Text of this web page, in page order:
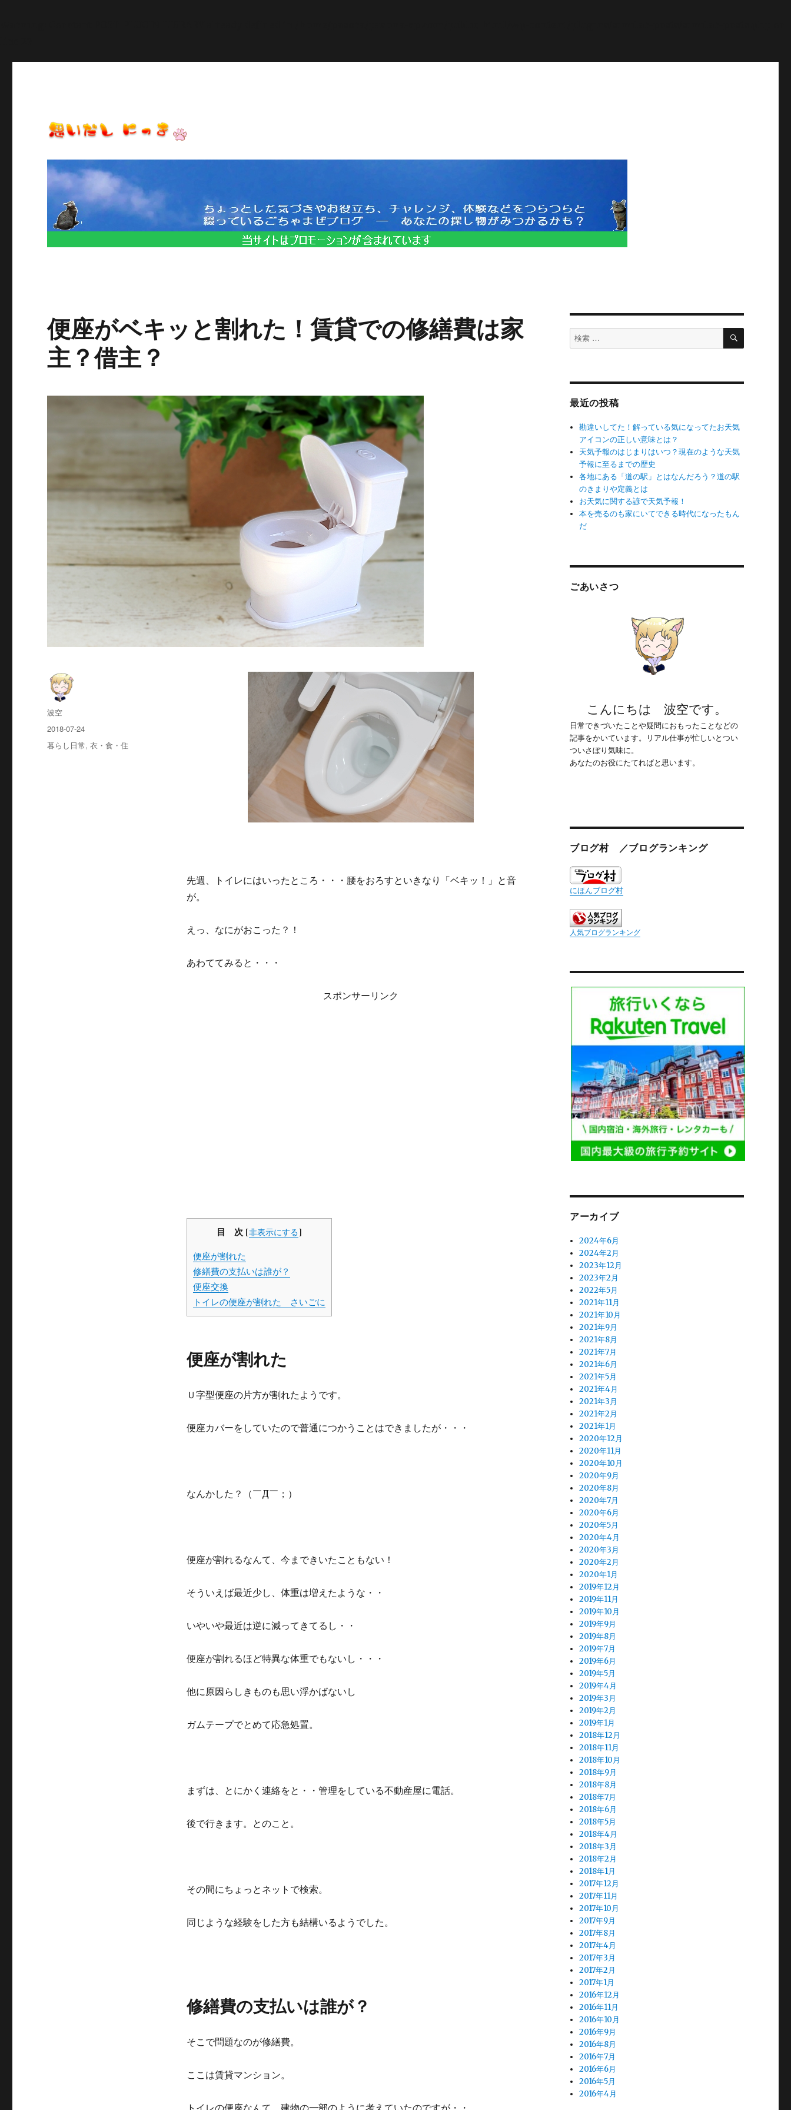
思いだし にっき
便座がベキッと割れた！賃貸での修繕費は家
主？借主？
先週、トイレにはいったところ・・・腰をおろすといきなり「ベキッ！」と音
が。
えっ、なにがおこった？！
あわててみると・・・
スポンサーリンク
目 次 [非表示にする]
便座が割れた
修繕費の支払いは誰が？
便座交換
トイレの便座が割れた さいごに
便座が割れた
Ｕ字型便座の片方が割れたようです。
便座カバーをしていたので普通につかうことはできましたが・・・
なんかした？（￣Д￣；）
便座が割れるなんて、今まできいたこともない！
そういえば最近少し、体重は増えたような・・
いやいや最近は逆に減ってきてるし・・
便座が割れるほど特異な体重でもないし・・・
他に原因らしきものも思い浮かばないし
ガムテープでとめて応急処置。
まずは、とにかく連絡をと・・管理をしている不動産屋に電話。
後で行きます。とのこと。
その間にちょっとネットで検索。
同じような経験をした方も結構いるようでした。
修繕費の支払いは誰が？
そこで問題なのが修繕費。
ここは賃貸マンション。
トイレの便座なんて、建物の一部のように考えていたのですが・・
投
稿
波空
投
稿
日:
2018-07-24
カ
暮らし日常,衣・食・住
検
索
検
最近の投稿
勘違いしてた！解っている気になってたお天気
アイコンの正しい意味とは？
天気予報のはじまりはいつ？現在のような天気
予報に至るまでの歴史
各地にある「道の駅」とはなんだろう？道の駅
のきまりや定義とは
お天気に関する諺で天気予報！
本を売るのも家にいてできる時代になったもん
だ
ごあいさつ
こんにちは 波空です。
日常できづいたことや疑問におもったことなどの
記事をかいています。リアル仕事が忙しいとつい
ついさぼり気味に。
あなたのお役にたてればと思います。
ブログ村 ／ブログランキング
にほんブログ村
人気ブログランキング
アーカイブ
2024年6月
2024年2月
2023年12月
2023年2月
2022年5月
2021年11月
2021年10月
2021年9月
2021年8月
2021年7月
2021年6月
2021年5月
2021年4月
2021年3月
2021年2月
2021年1月
2020年12月
2020年11月
2020年10月
2020年9月
2020年8月
2020年7月
2020年6月
2020年5月
2020年4月
2020年3月
2020年2月
2020年1月
2019年12月
2019年11月
2019年10月
2019年9月
2019年8月
2019年7月
2019年6月
2019年5月
2019年4月
2019年3月
2019年2月
2019年1月
2018年12月
2018年11月
2018年10月
2018年9月
2018年8月
2018年7月
2018年6月
2018年5月
2018年4月
2018年3月
2018年2月
2018年1月
2017年12月
2017年11月
2017年10月
2017年9月
2017年8月
2017年4月
2017年3月
2017年2月
2017年1月
2016年12月
2016年11月
2016年10月
2016年9月
2016年8月
2016年7月
2016年6月
2016年5月
2016年4月